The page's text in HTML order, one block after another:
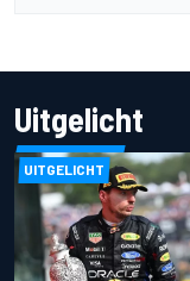
Uitgelicht
UITGELICHT